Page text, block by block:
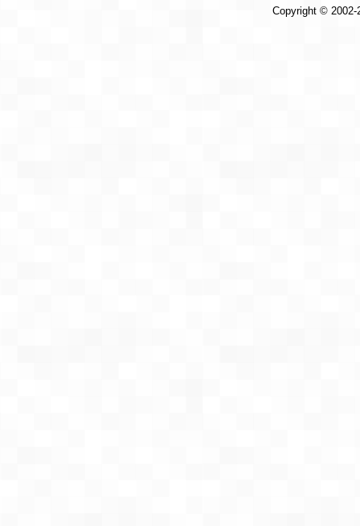
Copyright ©